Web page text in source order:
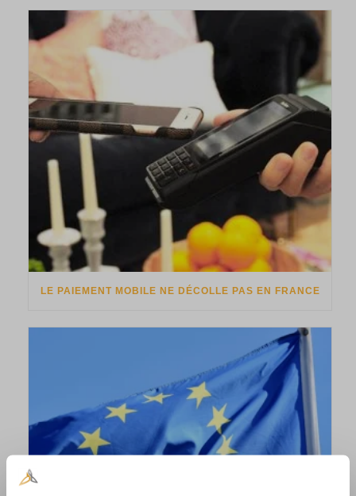
LE PAIEMENT MOBILE NE DÉCOLLE PAS EN FRANCE